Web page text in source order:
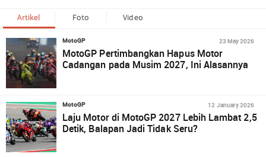
Artikel Foto Video
MotoGP 23 May 2026
MotoGP Pertimbangkan Hapus Motor
Cadangan pada Musim 2027, Ini Alasannya
MotoGP 12 January 2026
Laju Motor di MotoGP 2027 Lebih Lambat 2,5
Detik, Balapan Jadi Tidak Seru?